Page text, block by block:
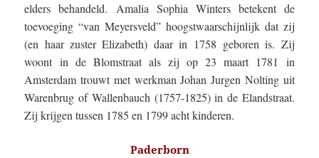
elders behandeld. Amalia Sophia Winters betekent de
toevoeging “van Meyersveld” hoogstwaarschijnlijk dat zij
(en haar zuster Elizabeth) daar in 1758 geboren is. Zij
woont in de Blomstraat als zij op 23 maart 1781 in
Amsterdam trouwt met werkman Johan Jurgen Nolting uit
Warenbrug of Wallenbauch (1757-1825) in de Elandstraat.
Zij krijgen tussen 1785 en 1799 acht kinderen.
Paderborn